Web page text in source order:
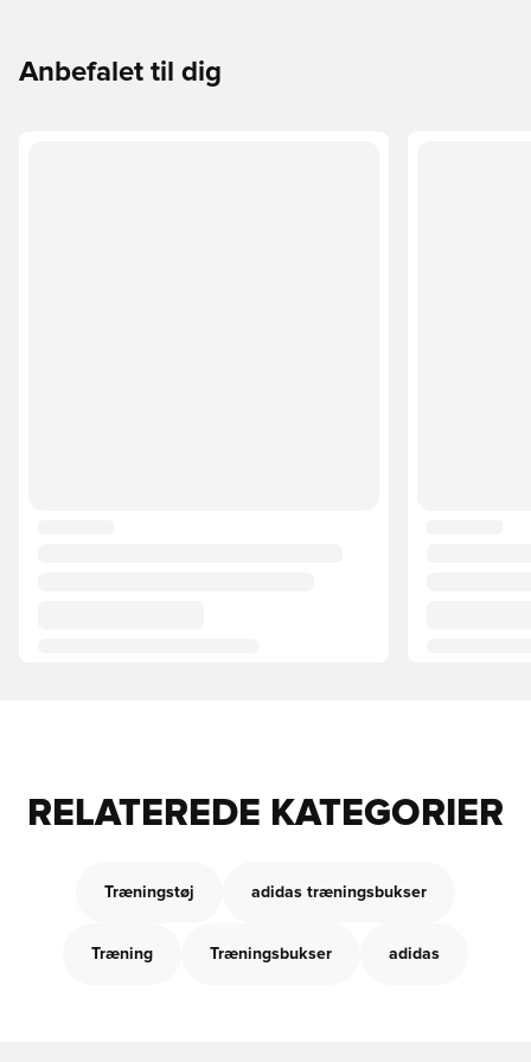
Anbefalet til dig
RELATEREDE KATEGORIER
Træningstøj adidas træningsbukser
Træning Træningsbukser adidas